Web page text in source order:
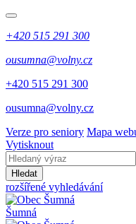
+420 515 291 300
ousumna@volny.cz
+420 515 291 300
ousumna@volny.cz
Verze pro seniory Mapa
Vytisknout
Hledat
rozšířené vyhledávání
Šumná